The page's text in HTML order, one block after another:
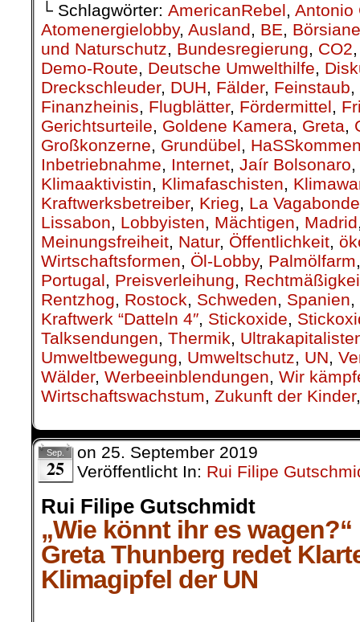
└ Schlagwörter: AmericanRebel, Antonio
Atomenergielobby, Ausland, BE,
und Naturschutz, Bundesregierung, CO2
Demo-Route, Deutsche Umwelthilfe,
Dreckschleuder, DUH, Fälder, Feinstaub,
Finanzheinis, Flugblätter, Fördermittel,
Gerichtsurteile, Goldene Kamera, Greta,
Großkonzerne, Grundübel,
Inbetriebnahme, Internet, Jaír Bolsonaro,
Klimaaktivistin, Klimafaschisten,
Kraftwerksbetreiber, Krieg, La Vagabonde
Lissabon, Lobbyisten, Mächtigen, Madrid
Meinungsfreiheit, Natur, Öffentlichkeit,
Wirtschaftsformen, Öl-Lobby, Palmölfarm
Portugal, Preisverleihung,
Rentzhog, Rostock, Schweden, Spanien,
Kraftwerk “Datteln 4″, Stickoxide,
Talksendungen, Thermik,
Umweltbewegung, Umweltschutz, UN,
Wälder, Werbeeinblendungen, Wir
Wirtschaftswachstum, Zukunft der Kinder
Sep.
25
on 25. September 2019
Veröffentlicht In: Rui Filipe
Rui Filipe Gutschmidt
„Wie könnt ihr es wagen?“
Greta Thunberg redet
Klimagipfel der UN